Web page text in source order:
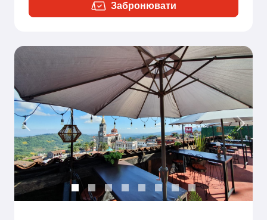
Забронювати
Previous Next